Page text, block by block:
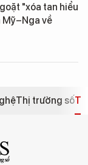
"xóa tan hiểu
về
Thị trường số